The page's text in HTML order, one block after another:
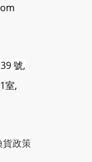
號,
室,
貨政策